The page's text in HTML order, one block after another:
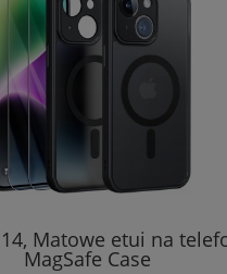
Matowe etui na
MagSafe Case